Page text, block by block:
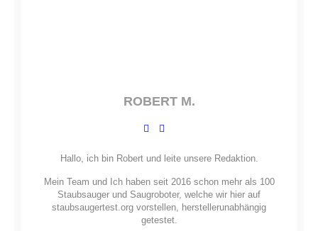
ROBERT M.
Hallo, ich bin Robert und leite unsere Redaktion.
Mein Team und Ich haben seit 2016 schon mehr als 100
Staubsauger und Saugroboter, welche wir hier auf
staubsaugertest.org vorstellen, herstellerunabhängig
getestet.